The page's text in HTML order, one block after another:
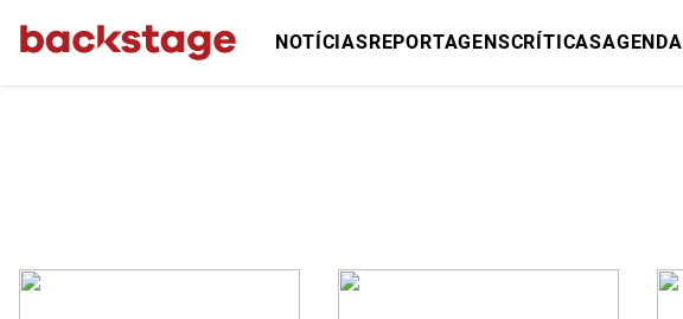
NOTÍCIASREPORTAGENSCRÍTICASAGENDA